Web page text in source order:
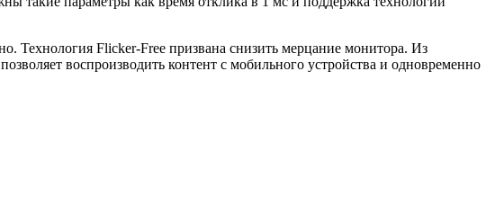
Технология Flicker-Free призвана снизить мерцание монитора. Из
воспроизводить контент с мобильного устройства и одновременно